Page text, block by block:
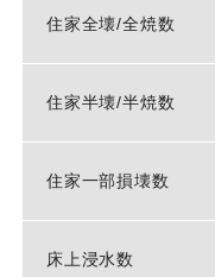
住家全壊/全焼数
住家半壊/半焼数
住家一部損壊数
床上浸水数